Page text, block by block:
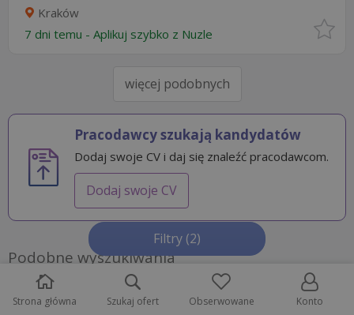
Filtry (2)
Kraków
7 dni temu - Aplikuj szybko z Nuzle
więcej podobnych
Pracodawcy szukają kandydatów
Dodaj swoje CV i daj się znaleźć pracodawcom.
Dodaj swoje CV
Podobne wyszukiwania
Recepcjonista pod Krakowem (3)
Strona główna Szukaj ofert Obserwowane Konto